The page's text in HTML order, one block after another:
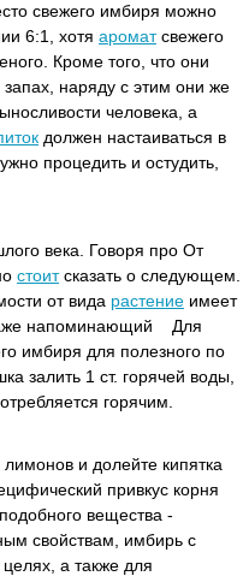
свежего имбиря можно
6:1, хотя ароматсвежего
Кроме того, что они
наряду с этим они же
человека, а
должен настаиваться в
процедить и остудить,
века. Говоря про От
стоитсказать о следующем.
от вида растение имеет
напоминающий Для
имбиря для полезного по
залить 1 ст. горячей воды,
горячим.
и долейте кипятка
привкус корня
вещества -
свойствам, имбирь с
а также для